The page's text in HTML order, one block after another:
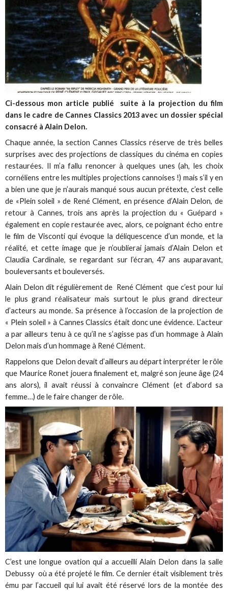
Ci-dessous mon article publié suite à la projection du film
dans le cadre de Cannes Classics 2013 avec un dossier spécial
consacré à Alain Delon.
Chaque année, la section Cannes Classics réserve de très belles
surprises avec des projections de classiques du cinéma en copies
restaurées. Il m’a fallu renoncer à quelques unes (ah, les choix
cornéliens entre les multiples projections cannoises !) mais s’il y en
a bien une que je n’aurais manqué sous aucun prétexte, c’est celle
de «Plein soleil » de René Clément, en présence d’Alain Delon, de
retour à Cannes, trois ans après la projection du « Guépard »
également en copie restaurée avec, alors, ce poignant écho entre
le film de Visconti qui évoque la déliquescence d’un monde, et la
réalité, et cette image que je n’oublierai jamais d’Alain Delon et
Claudia Cardinale, se regardant sur l’écran, 47 ans auparavant,
bouleversants et bouleversés.
Alain Delon dit régulièrement de René Clément que c’est pour lui
le plus grand réalisateur mais surtout le plus grand directeur
d’acteurs au monde. Sa présence à l’occasion de la projection de
« Plein soleil » à Cannes Classics était donc une évidence. L’acteur
a par ailleurs tenu à ce qu’il ne s’agisse pas d’un hommage à Alain
Delon mais d’un hommage à René Clément.
Rappelons que Delon devait d’ailleurs au départ interpréter le rôle
que Maurice Ronet jouera finalement et, malgré son jeune âge (24
ans alors), il avait réussi à convaincre Clément (et d’abord sa
femme…) de le faire changer de rôle.
C’est une longue ovation qui a accueilli Alain Delon dans la salle
Debussy où a été projeté le film. Ce dernier était visiblement très
ému par l’accueil qui lui avait été réservé lors de la montée des